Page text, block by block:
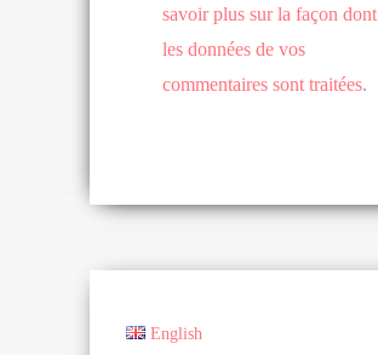
savoir plus sur la façon dont
les données de vos
commentaires sont traitées.
English